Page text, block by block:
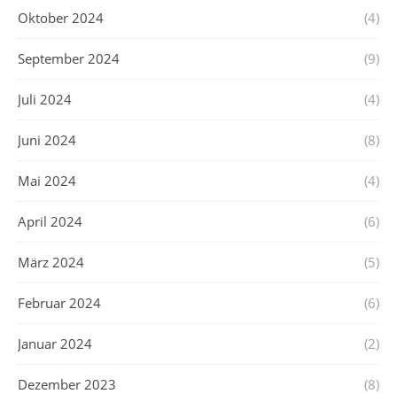
Oktober 2024 (4)
September 2024 (9)
Juli 2024 (4)
Juni 2024 (8)
Mai 2024 (4)
April 2024 (6)
März 2024 (5)
Februar 2024 (6)
Januar 2024 (2)
Dezember 2023 (8)